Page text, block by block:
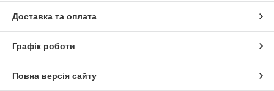
Доставка та оплата
Графік роботи
Повна версія сайту